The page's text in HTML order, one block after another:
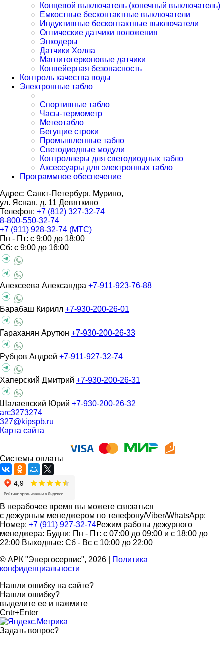
Концевой выключатель (конечный выключатель)
Емкостные бесконтактные выключатели
Индуктивные бесконтактные выключатели
Оптические датчики положения
Энкодеры
Датчики Холла
Магнитогерконовые датчики
Конвейерная безопасность
Контроль качества воды
Электронные табло
Спортивные табло
Часы-термометр
Метеотабло
Бегущие строки
Промышленные табло
Светодиодные модули
Контроллеры для светодиодных табло
Аксессуары для электронных табло
Программное обеспечение
Адрес: Санкт-Петербург, Мурино,
ул. Ясная, д. 11 Девяткино
Телефон: +7 (812) 327-32-74
8-800-550-32-74
+7 (911) 928-32-74 (МТС)
Пн - Пт: с 9:00 до 18:00
Сб: с 9:00 до 16:00
Алексеева Александра +7-911-923-76-88
Барабаш Кирилл +7-930-200-26-01
Гараханян Арутюн +7-930-200-26-33
Рубцов Андрей +7-911-927-32-74
Хаперский Дмитрий +7-930-200-26-31
Шалаевский Юрий +7-930-200-26-32
arc3273274
327@kipspb.ru
Карта сайта
Системы оплаты
В нерабочее время вы можете связаться
с дежурным менеджером по телефону/Viber/WhatsApp:
Номер: +7 (911) 927-32-74Режим работы дежурного
менеджера: Будни: Пн - Пт: с 07:00 до 09:00 и с 18:00 до
22:00 Выходные: Сб - Вс с 10:00 до 22:00
© АРК "Энергосервис", 2026
Политика
конфиденциальности
Нашли ошибку на сайте?
Нашли ошибку?
выделите ее и нажмите
Cntr+Enter
Задать вопрос?